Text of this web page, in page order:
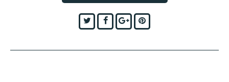
TwitterFacebook
Google+Pinterest